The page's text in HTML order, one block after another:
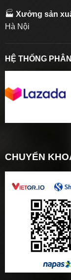
🏭 Xưởng sản
Hà Nội
HỆ THỐNG
CHUYỂN